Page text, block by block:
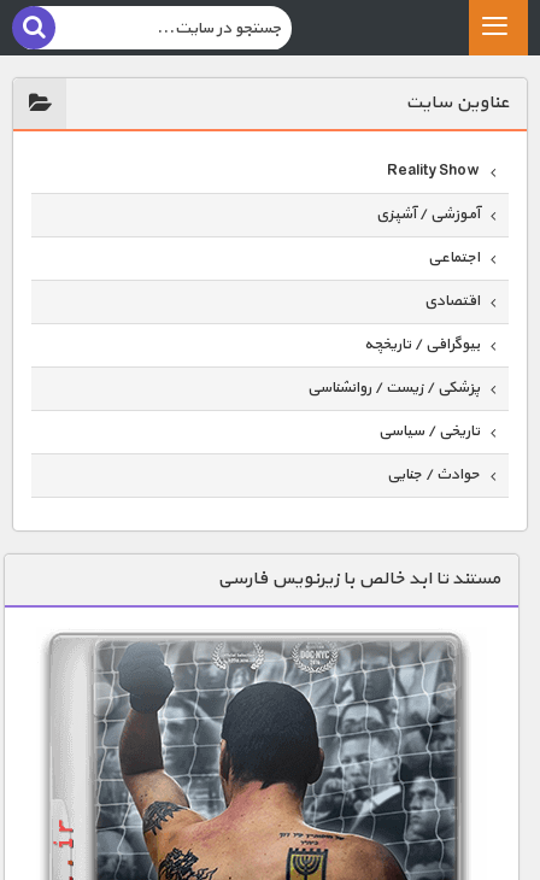
عناوين سايت
Reality Show
آموزشی / آشپزی
اجتماعی
اقتصادی
بیوگرافی / تاریخچه
پزشکی / زیست / روانشناسی
تاریخی / سیاسی
حوادث / جنایی
دنیای خوراکی ها
زمین شناسی / محیط زیست
سازه/ معماری/ مهندسی
سرگرمی
شناخت کودکان
طبیعت
علم و فناوری
فرهنگ / هنر
مستند تا ابد خالص با زیرنویس فارسی